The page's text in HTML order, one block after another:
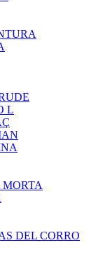
L
DEL CORRO